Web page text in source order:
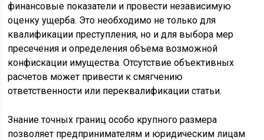
финансовые показатели и провести независимую
оценку ущерба. Это необходимо не только для
квалификации преступления, но и для выбора мер
пресечения и определения объема возможной
конфискации имущества. Отсутствие объективных
расчетов может привести к смягчению
ответственности или переквалификации статьи.
Знание точных границ особо крупного размера
позволяет предпринимателям и юридическим лицам